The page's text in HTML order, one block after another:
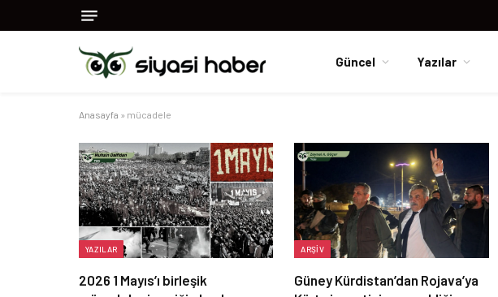
Güncel Yazılar
Anasayfa » mücadele
YAZILAR
2026 1 Mayıs’ı birleşik
ARŞIV
Güney Kürdistan’dan Rojava’ya